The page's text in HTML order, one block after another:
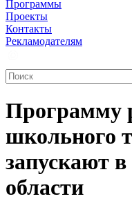
Программы
Проекты
Контакты
Рекламодателям
Программу
школьного
запускают
области